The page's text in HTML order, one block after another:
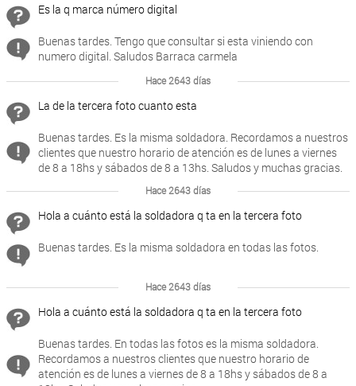
Es la q marca número digital
Buenas tardes. Tengo que consultar si esta viniendo con
numero digital. Saludos Barraca carmela
Hace 2643 días
La de la tercera foto cuanto esta
Buenas tardes. Es la misma soldadora. Recordamos a nuestros
clientes que nuestro horario de atención es de lunes a viernes
de 8 a 18hs y sábados de 8 a 13hs. Saludos y muchas gracias.
Hace 2643 días
Hola a cuánto está la soldadora q ta en la tercera foto
Buenas tardes. Es la misma soldadora en todas las fotos.
Hace 2643 días
Hola a cuánto está la soldadora q ta en la tercera foto
Buenas tardes. En todas las fotos es la misma soldadora.
Recordamos a nuestros clientes que nuestro horario de
atención es de lunes a viernes de 8 a 18hs y sábados de 8 a